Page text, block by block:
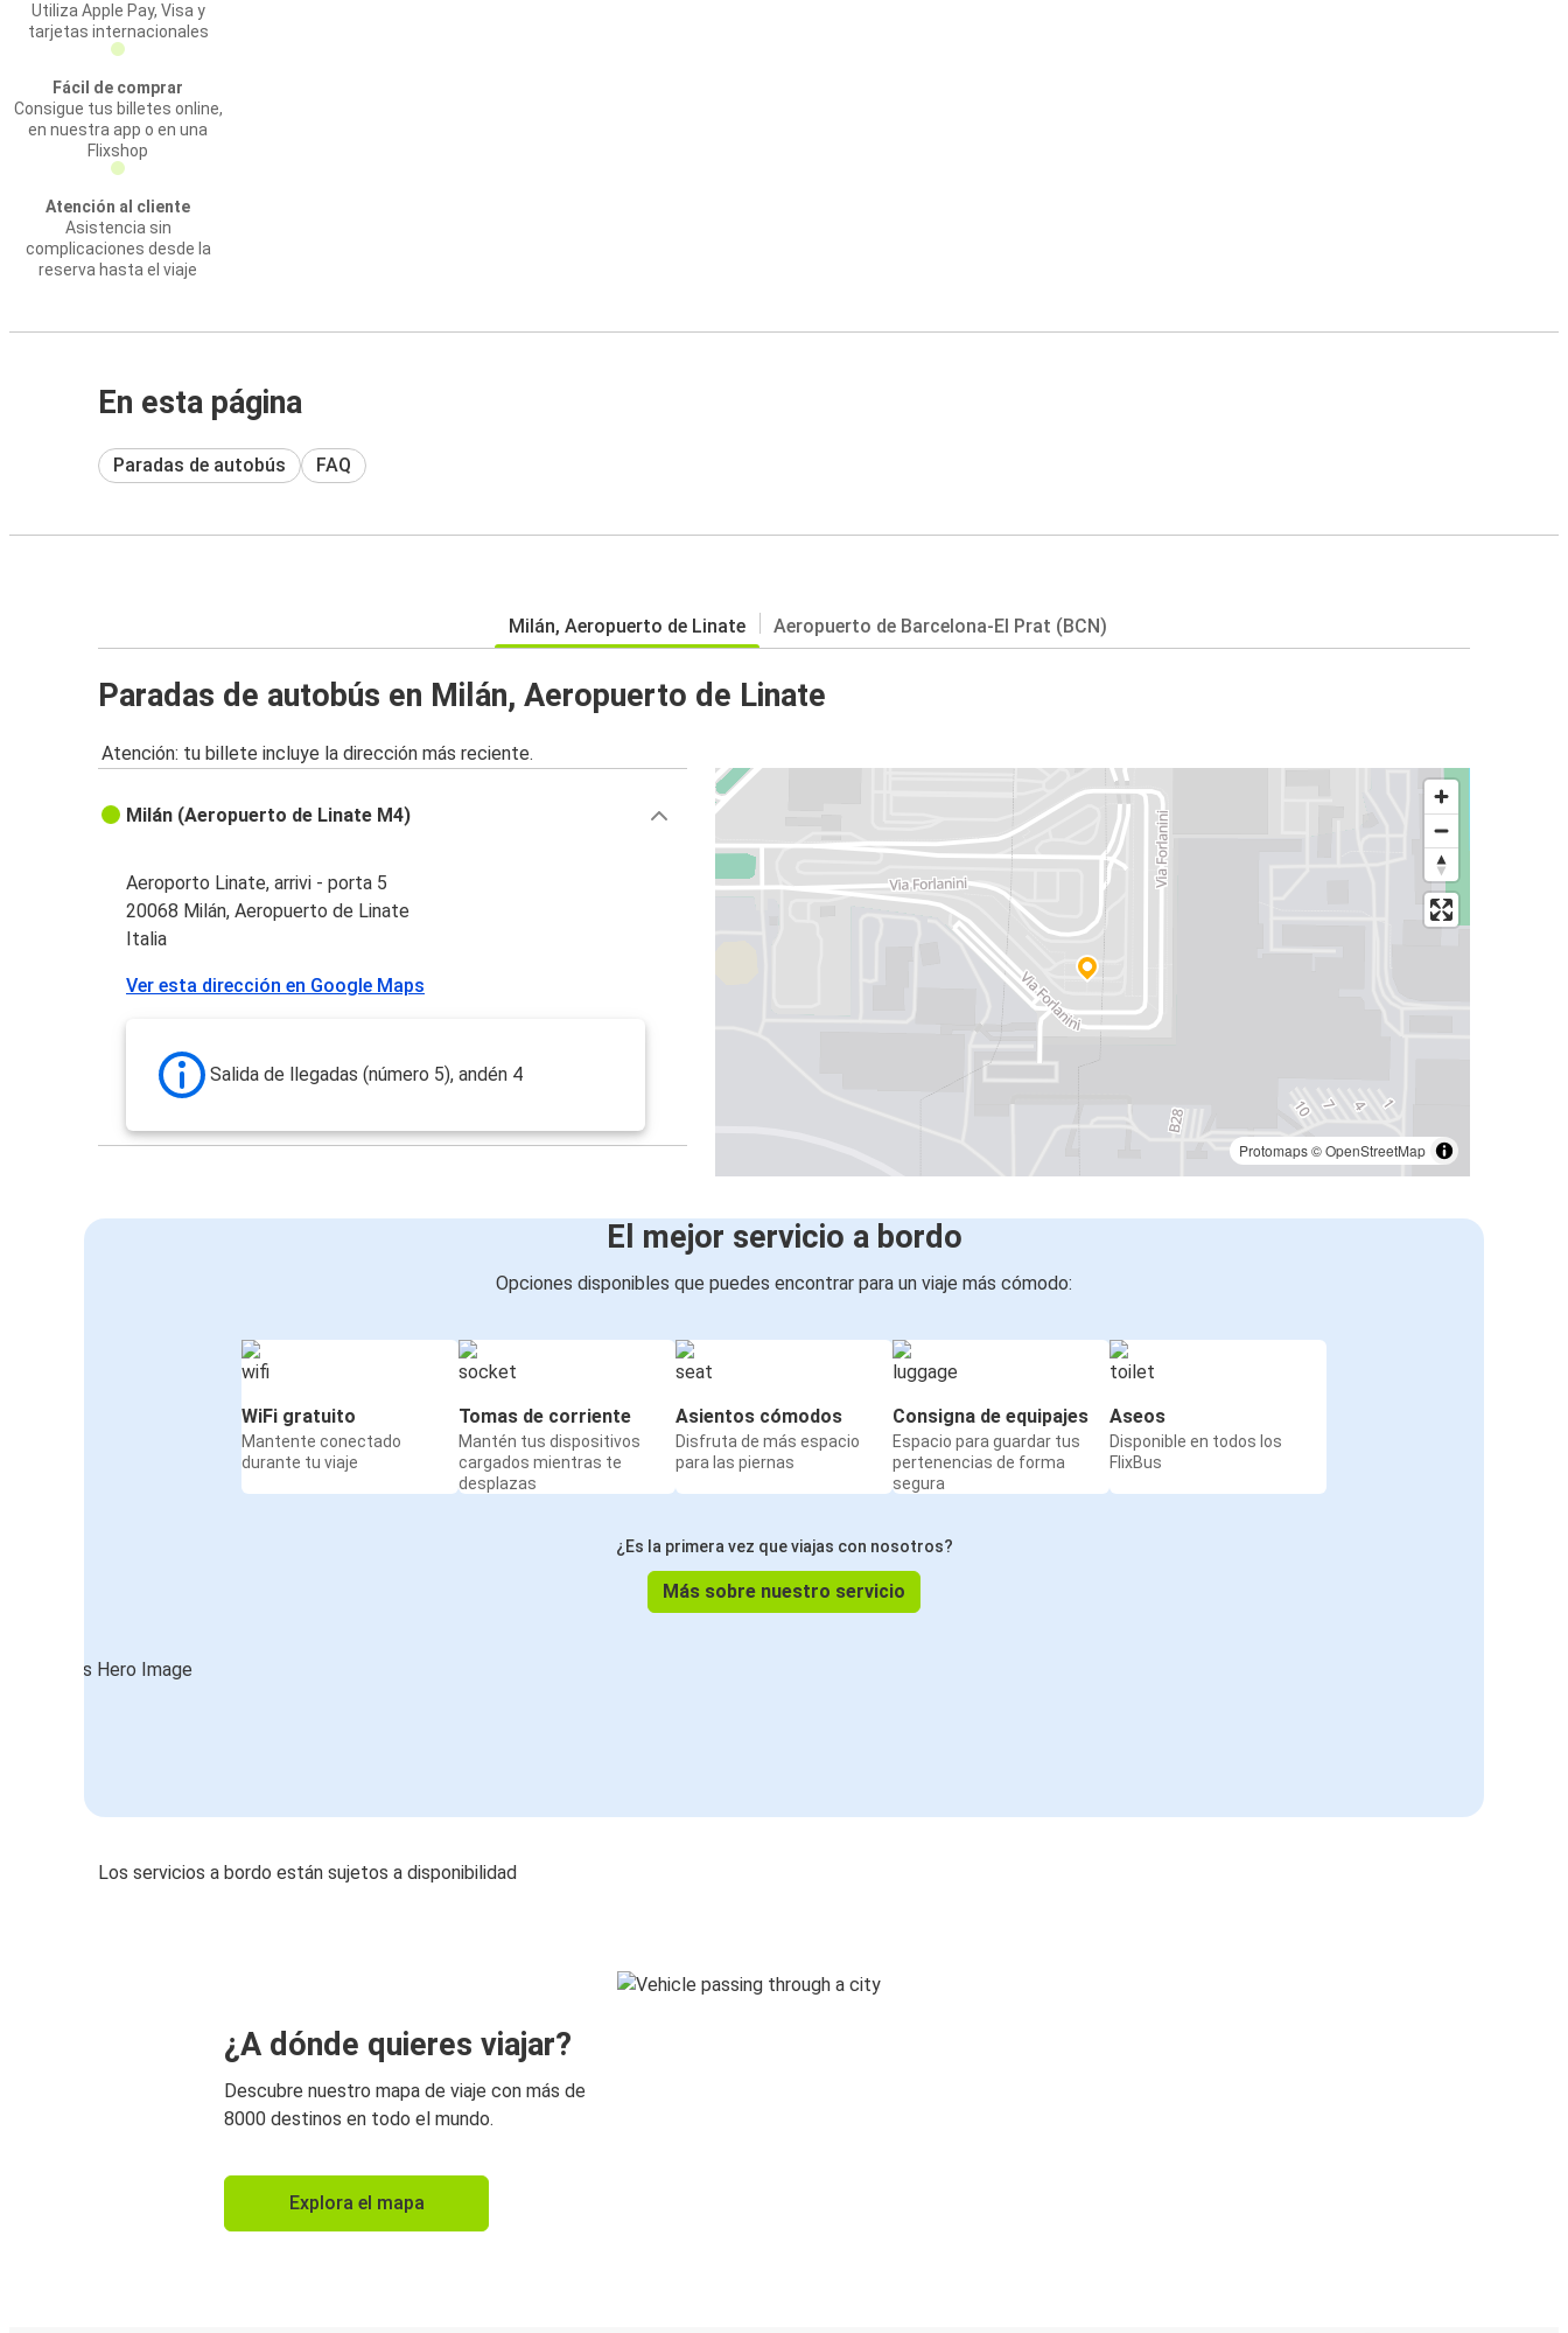
Utiliza Apple Pay, Visa y
tarjetas internacionales
Fácil de comprar
Consigue tus billetes online,
en nuestra app o en una
Flixshop
Atención al cliente
Asistencia sin
complicaciones desde la
reserva hasta el viaje
En esta página
Paradas de autobús FAQ
Milán, Aeropuerto de Linate Aeropuerto de Barcelona-El Prat (BCN)
Paradas de autobús en Milán, Aeropuerto de Linate
Atención: tu billete incluye la dirección más reciente.
Protomaps©OpenStreetMap
Milán (Aeropuerto de Linate M4)
Aeroporto Linate, arrivi - porta 5
20068 Milán, Aeropuerto de Linate
Italia
Ver esta dirección en Google Maps
Salida de llegadas (número 5), andén 4
El mejor servicio a bordo
Opciones disponibles que puedes encontrar para un viaje más cómodo:
WiFi gratuito
Mantente conectado
durante tu viaje
Tomas de corriente
Mantén tus dispositivos
cargados mientras te
desplazas
Asientos cómodos
Disfruta de más espacio
para las piernas
Consigna de equipajes
Espacio para guardar tus
pertenencias de forma
segura
Aseos
Disponible en todos los
FlixBus
¿Es la primera vez que viajas con nosotros?
Más sobre nuestro servicio
Los servicios a bordo están sujetos a disponibilidad
¿A dónde quieres viajar?
Descubre nuestro mapa de viaje con más de
8000 destinos en todo el mundo.
Explora el mapa